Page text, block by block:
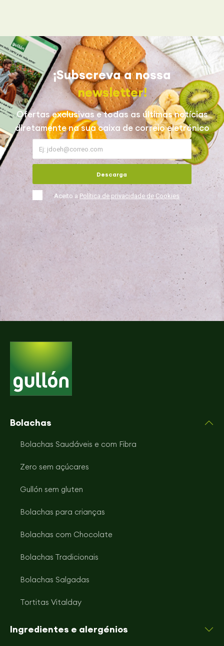
¡Subscreva a nossa
newsletter!
Ofertas exclusivas e todas as últimas notícias
diretamente na sua caixa de correio eletrónico
Aceito a Política de privacidade de Cookies
Descarga
Bolachas
Bolachas Saudáveis e com Fibra
Zero sem açúcares
Gullón sem gluten
Bolachas para crianças
Bolachas com Chocolate
Bolachas Tradicionais
Bolachas Salgadas
Tortitas Vitalday
Ingredientes e alergénios